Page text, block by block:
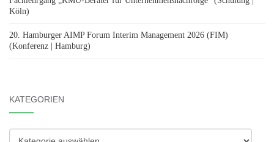
Köln)
20. Hamburger AIMP Forum Interim Management 2026 (FIM)
(Konferenz | Hamburg)
KATEGORIEN
Kategorien